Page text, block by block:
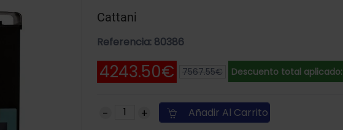
Cattani
Referencia: 80386
4243.50€ 7567.55€ Descuento total aplicado:
Añadir Al Carrito